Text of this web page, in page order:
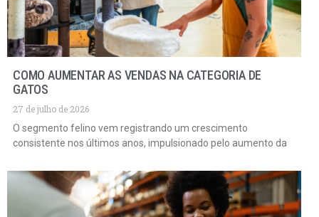
COMO AUMENTAR AS VENDAS NA CATEGORIA DE
GATOS
27 de julho de 2026
O segmento felino vem registrando um crescimento
consistente nos últimos anos, impulsionado pelo aumento da